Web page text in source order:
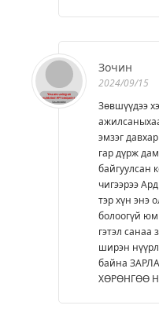
Зочин
2024/09/15
Зөвшүүдээ
эмзэг
гар дүрж
байгуулсан
чигээрээ
тэр хүн энэ
болоогүй
гэтэл санаа
ширэн
байна
ХӨРӨНГӨӨ